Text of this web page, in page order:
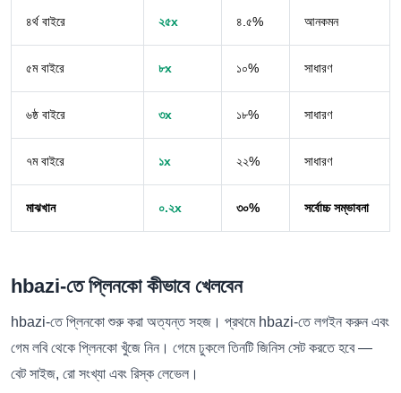
৪র্থ বাইরে ২৫x ৪.৫% আনকমন
৫ম বাইরে ৮x ১০% সাধারণ
৬ষ্ঠ বাইরে ৩x ১৮% সাধারণ
৭ম বাইরে ১x ২২% সাধারণ
মাঝখান ০.২x ৩০% সর্বোচ্চ সম্ভাবনা
hbazi-তে প্লিনকো কীভাবে খেলবেন
hbazi-তে প্লিনকো শুরু করা অত্যন্ত সহজ। প্রথমে hbazi-তে লগইন করুন এবং
গেম লবি থেকে প্লিনকো খুঁজে নিন। গেমে ঢুকলে তিনটি জিনিস সেট করতে হবে —
বেট সাইজ, রো সংখ্যা এবং রিস্ক লেভেল।